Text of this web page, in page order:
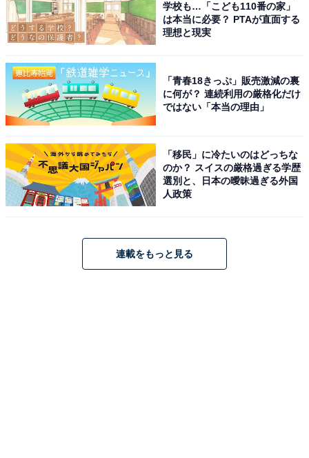
学校も…「こども110番の家」
は本当に必要？ PTAが直面する
理想と現実
「青春18きっぷ」販売激減の裏
に何が？ 連続利用の厳格化だけ
ではない「本当の理由」
「移民」に冷たいのはどっちな
のか？ スイスの厳格過ぎる学歴
選別と、日本の曖昧過ぎる外国
人政策
連載をもっと見る